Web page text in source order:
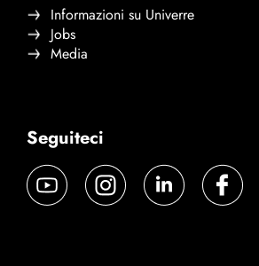
Informazioni su Univerre
Jobs
Media
Seguiteci